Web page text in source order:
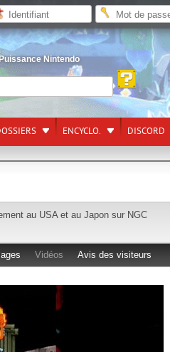
Nintendo
ENCYCLO. DISCORD
au USA et au Japon sur NGC
Vidéos Avis des visiteurs